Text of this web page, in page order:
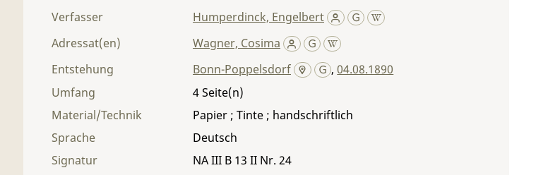
Verfasser
Humperdinck, Engelbert
Adressat(en)
Wagner, Cosima
Entstehung
Bonn-Poppelsdorf ,04.08.1890
Umfang
4
Material/Technik
Papier ; Tinte ; handschriftlich
Sprache
Deutsch
Signatur
NA III B 13 II Nr. 24